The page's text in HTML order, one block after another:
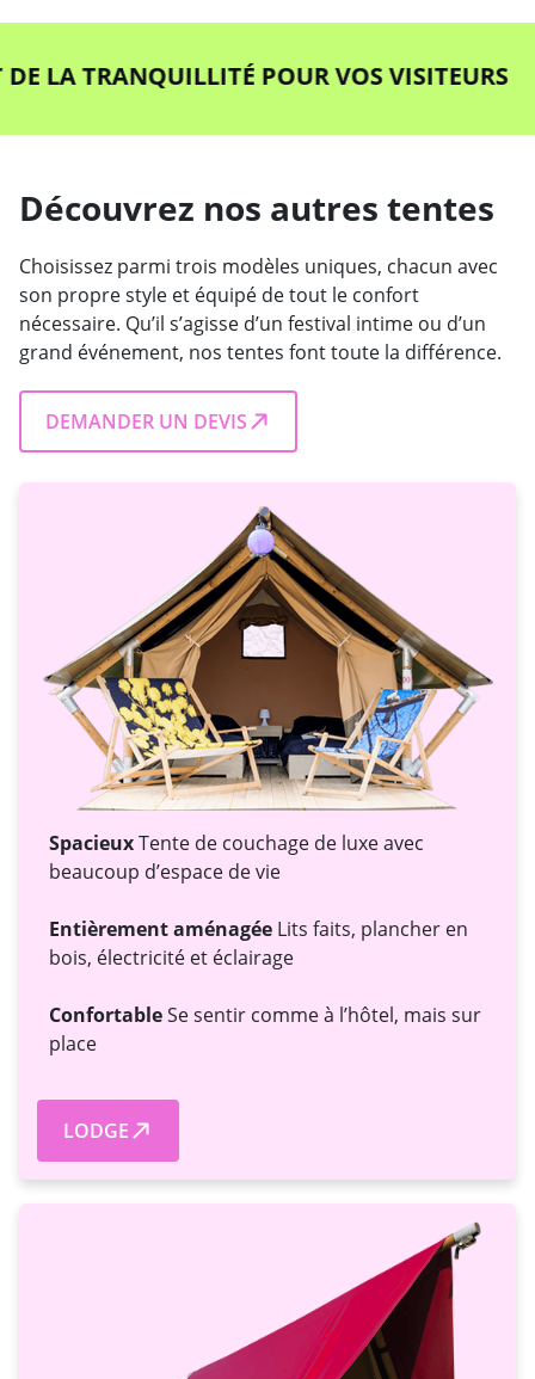
TRANQUILLITÉ POUR VOS VISITEURS
Découvrez nos autres tentes
Choisissez parmi trois modèles uniques, chacun avec
son propre style et équipé de tout le confort
nécessaire. Qu’il s’agisse d’un festival intime ou d’un
grand événement, nos tentes font toute la différence.
DEMANDER UN DEVIS
SpacieuxTente de couchage de luxe avec
beaucoup d’espace de vie
Entièrement aménagée Lits faits, plancher en
bois, électricité et éclairage
ConfortableSe sentir comme à l’hôtel, mais sur
place
LODGE